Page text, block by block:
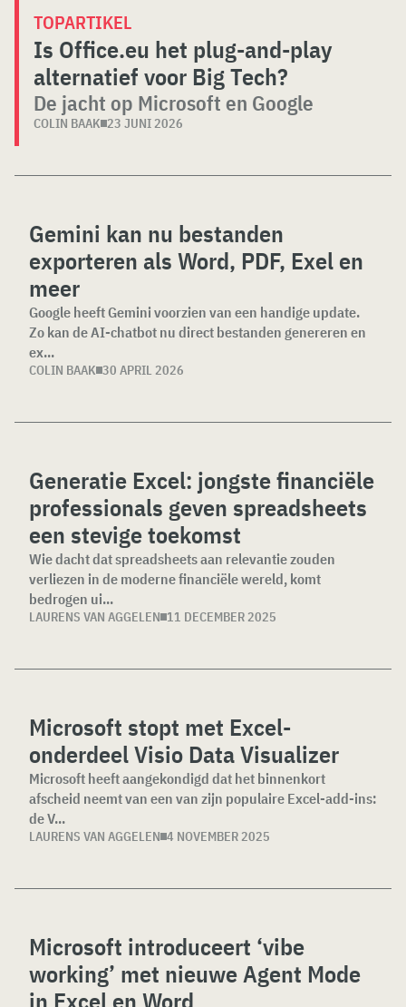
TOPARTIKEL
Is Office.eu het plug-and-play
alternatief voor Big Tech?
De jacht op Microsoft en Google
COLIN BAAK 23 JUNI 2026
Gemini kan nu bestanden
exporteren als Word, PDF, Exel en
meer
Google heeft Gemini voorzien van een handige update.
Zo kan de AI-chatbot nu direct bestanden genereren en
ex...
COLIN BAAK 30 APRIL 2026
Generatie Excel: jongste financiële
professionals geven spreadsheets
een stevige toekomst
Wie dacht dat spreadsheets aan relevantie zouden
verliezen in de moderne financiële wereld, komt
bedrogen ui...
LAURENS VAN AGGELEN 11 DECEMBER 2025
Microsoft stopt met Excel-
onderdeel Visio Data Visualizer
Microsoft heeft aangekondigd dat het binnenkort
afscheid neemt van een van zijn populaire Excel-add-ins:
de V...
LAURENS VAN AGGELEN 4 NOVEMBER 2025
Microsoft introduceert ‘vibe
working’ met nieuwe Agent Mode
in Excel en Word